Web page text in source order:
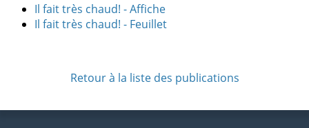
Il fait très chaud! - Affiche
Il fait très chaud! - Feuillet
Retour à la liste des publications